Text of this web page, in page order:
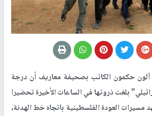
آلون حكمون الكاتب بصحيفة معاريف أن درجة
بلغت ذروتها في الساعات الأخيرة تحضيرا
مسيرات العودة الفلسطينية باتجاه خط الهدنة،